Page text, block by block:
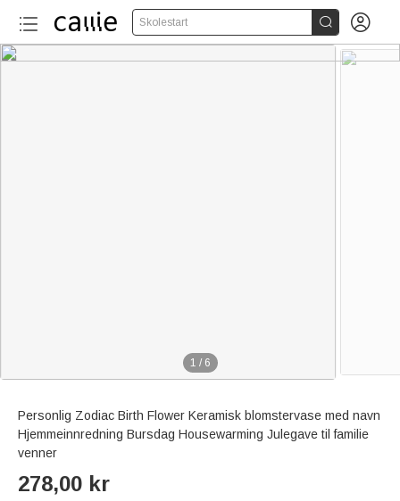
Skolestart  
1 / 6
Personlig Zodiac Birth Flower Keramisk blomstervase med navn
Hjemmeinnredning Bursdag Housewarming Julegave til familie
venner
278,00 kr